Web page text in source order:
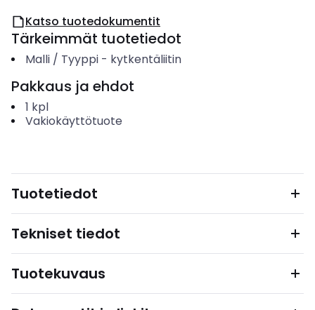
Katso tuotedokumentit
Tärkeimmät tuotetiedot
Malli / Tyyppi- kytkentäliitin
Pakkaus ja ehdot
1 kpl
Vakiokäyttötuote
Tuotetiedot
Tekniset tiedot
Tuotekuvaus